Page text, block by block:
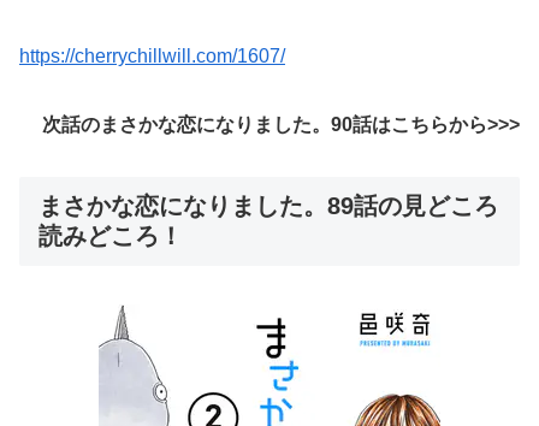
https://cherrychillwill.com/1607/
次話のまさかな恋になりました。90話はこちらから>>>
まさかな恋になりました。89話の見どころ
読みどころ！